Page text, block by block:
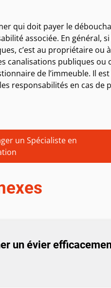
qui doit payer le
associée. En général,
c’est au propriétaire ou
canalisations publiques
de l’immeuble. Il
responsabilités en cas
un Spécialiste en
un évier